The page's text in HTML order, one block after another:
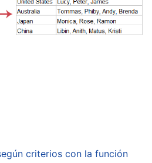
criterios con la función